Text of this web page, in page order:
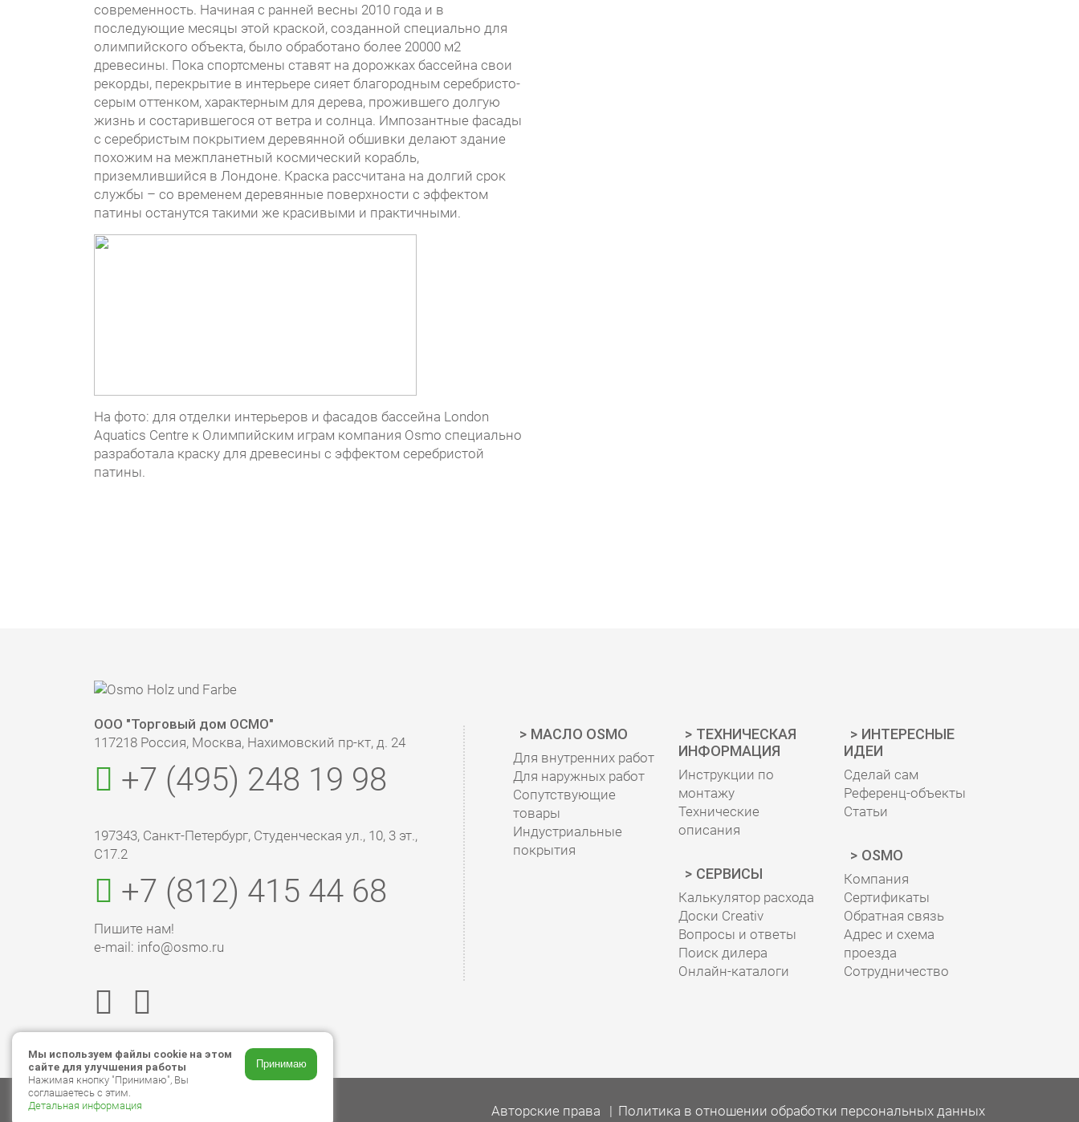
современность. Начиная с ранней весны 2010 года и в
последующие месяцы этой краской, созданной специально для
олимпийского объекта, было обработано более 20000 м2
древесины. Пока спортсмены ставят на дорожках бассейна свои
рекорды, перекрытие в интерьере сияет благородным серебристо-
серым оттенком, характерным для дерева, прожившего долгую
жизнь и состарившегося от ветра и солнца. Импозантные фасады
с серебристым покрытием деревянной обшивки делают здание
похожим на межпланетный космический корабль,
приземлившийся в Лондоне. Краска рассчитана на долгий срок
службы – со временем деревянные поверхности с эффектом
патины останутся такими же красивыми и практичными.
На фото: для отделки интерьеров и фасадов бассейна London
Aquatics Centre к Олимпийским играм компания Osmo специально
разработала краску для древесины с эффектом серебристой
патины.
ООО "Торговый дом ОСМО"
117218 Россия, Москва, Нахимовский пр-кт, д. 24
+7 (495) 248 19 98
197343, Санкт-Петербург, Студенческая ул., 10, 3 эт.,
С17.2
+7 (812) 415 44 68
Пишите нам!
e-mail: info@osmo.ru
МАСЛО OSMO
Для внутренних работ
Для наружных работ
Сопутствующие
товары
Индустриальные
покрытия
ТЕХНИЧЕСКАЯ
ИНФОРМАЦИЯ
Инструкции по
монтажу
Технические
описания
СЕРВИСЫ
Калькулятор расхода
Доски Creativ
Вопросы и ответы
Поиск дилера
Онлайн-каталоги
ИНТЕРЕСНЫЕ
ИДЕИ
Сделай сам
Референц-объекты
Статьи
OSMO
Компания
Сертификаты
Обратная связь
Адрес и схема
проезда
Сотрудничество
© 2026 ООО «Торговый дом ОСМО» Авторские права Политика в отношении обработки персональных данных
Мы используем файлы cookie на этом
сайте для улучшения работы
Нажимая кнопку "Принимаю", Вы
соглашаетесь с этим.
Детальная информация
Принимаю